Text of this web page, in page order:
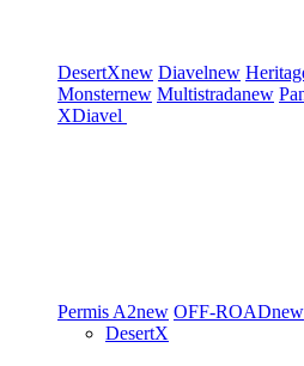
DesertXnew Diavelnew
Monsternew Multistradanew
XDiavel
Permis A2new OFF-ROADnew
DesertX